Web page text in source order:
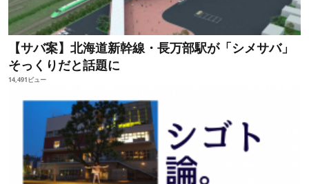
【サバ案】北海道新幹線・長万部駅が「シメサバ」
そっくりだと話題に
14,491ビュー